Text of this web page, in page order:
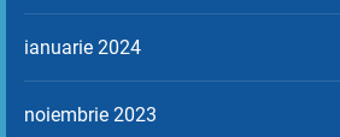
ianuarie 2024
noiembrie 2023